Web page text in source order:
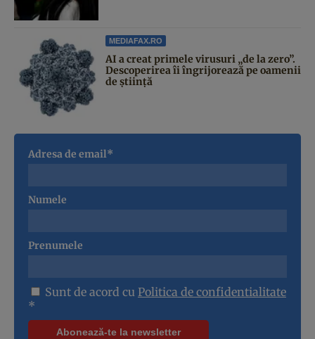
MEDIAFAX.RO
AI a creat primele virusuri „de la zero”.
Descoperirea îi îngrijorează pe oamenii
de știință
Adresa de email*
Numele
Prenumele
Sunt de acord cu Politica de confidentialitate
*